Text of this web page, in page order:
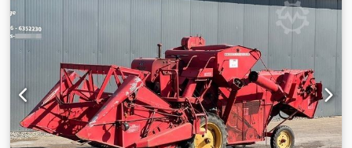
gegevensMotorNominaal vermogen (ISO) 68/92 kW/pkMax.
vermogen 70/95 kW/pk bij 2000 tpmMax. koppel 355 Nm
bij 1600 tpmFabrikant / Type: Agco Power / AP 33
AWICEmissiearme motor, 3 cilinders / 3,3l, Stage
VRegelbare turbo, extern gekoelde EGRDOC&SCR, AdBlue-
tank 15L, zonder EGR, zonder roetfilterVerticale uitlaat:
rechts voor de cabine A-stijlTankinhoud 120
literTransmissie 12/12 versnellingen Codpfx Aoyy Hifjg
Deha